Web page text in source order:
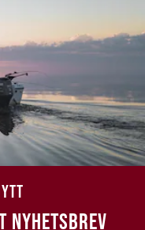
NYHETSBREV